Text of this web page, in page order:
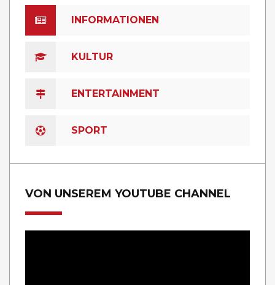
INFORMATIONEN
KULTUR
ENTERTAINMENT
SPORT
VON UNSEREM YOUTUBE CHANNEL